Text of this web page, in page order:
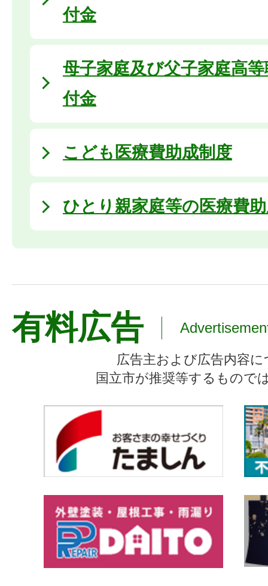
付金
母子家庭及び父子家庭高
付金
こども医療費助成制度
ひとり親家庭等の医療費
有料広告
広告主および広告内容
国立市が推奨等するもので